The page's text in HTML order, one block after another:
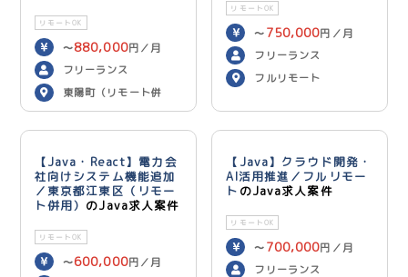
リモートOK
〜880,000円／月
フリーランス
東陽町（リモート併
用）
リモートOK
〜 750,000円／月
フリーランス
フルリモート
【Java・React】電力会
社向けシステム機能追加
／東京都江東区（リモー
ト併用） のJava求人案件
リモートOK
〜600,000円／月
【Java】クラウド開発・
AI活用推進／フルリモー
ト のJava求人案件
リモートOK
〜 700,000円／月
フリーランス